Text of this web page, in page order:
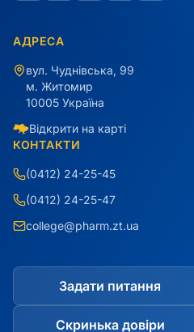
АДРЕСА
вул. Чуднівська, 99
м. Житомир
10005 Україна
Відкрити на карті
КОНТАКТИ
(0412) 24-25-45
(0412) 24-25-47
college@pharm.zt.ua
Задати питання
Скринька довіри